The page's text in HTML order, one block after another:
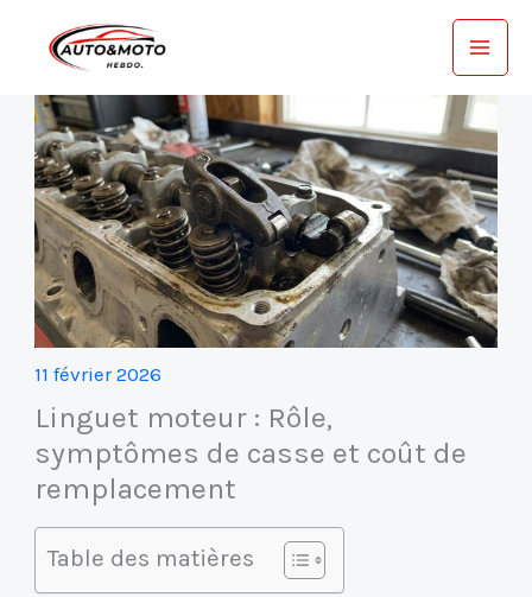
11 février 2026
Linguet moteur : Rôle,
symptômes de casse et coût de
remplacement
Table des matières